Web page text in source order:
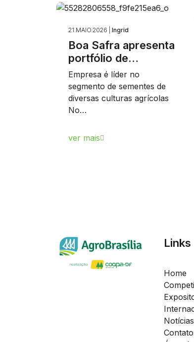
21.MAIO.2026 | Ingrid
Boa Safra apresenta
portfólio de…
Empresa é líder no
segmento de sementes de
diversas culturas agrícolas
No…
ver mais
Home
Notícias
Contato